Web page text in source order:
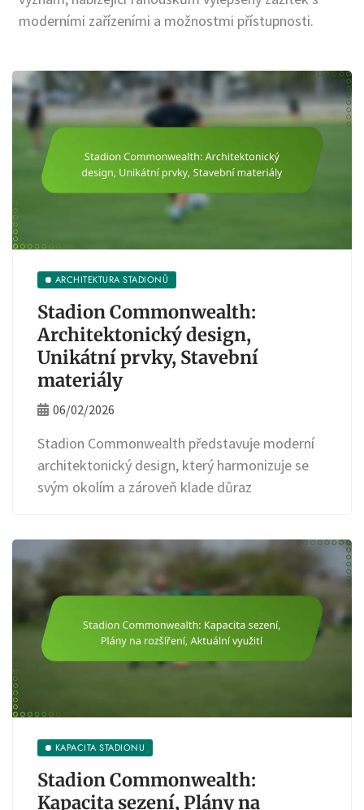
moderními zařízeními a možnostmi přístupnosti.
ARCHITEKTURA STADIONŮ
Stadion Commonwealth:
Architektonický design,
Unikátní prvky, Stavební
materiály
06/02/2026
Stadion Commonwealth představuje moderní
architektonický design, který harmonizuje se
svým okolím a zároveň klade důraz
KAPACITA STADIONU
Stadion Commonwealth:
Kapacita sezení, Plány na